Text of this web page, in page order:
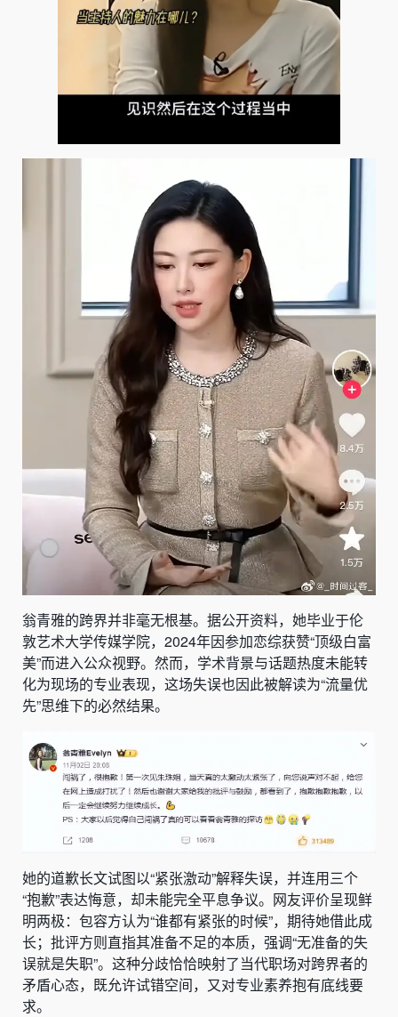
翁青雅的跨界并非毫无根基。据公开资料，她毕业于伦
敦艺术大学传媒学院，2024年因参加恋综获赞“顶级白富
美”而进入公众视野。然而，学术背景与话题热度未能转
化为现场的专业表现，这场失误也因此被解读为“流量优
先”思维下的必然结果。
她的道歉长文试图以“紧张激动”解释失误，并连用三个
“抱歉”表达悔意，却未能完全平息争议。网友评价呈现鲜
明两极：包容方认为“谁都有紧张的时候”，期待她借此成
长；批评方则直指其准备不足的本质，强调“无准备的失
误就是失职”。这种分歧恰恰映射了当代职场对跨界者的
矛盾心态，既允许试错空间，又对专业素养抱有底线要
求。